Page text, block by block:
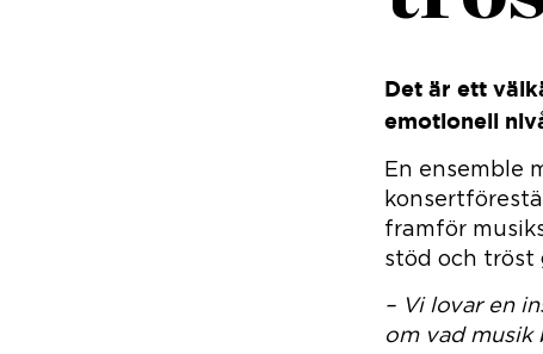
Det är ett
emotionell
En ensemble
framför
stöd och tröst
– Vi lovar en
om vad musik